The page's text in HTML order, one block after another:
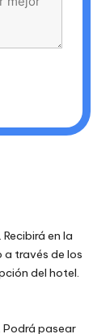
en la
a través de los
del hotel.
Podrá pasear